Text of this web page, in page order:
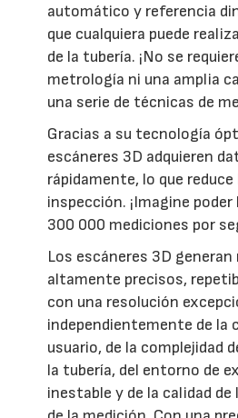
automático y referencia
que cualquiera puede
de la tubería. ¡No se
metrología ni una amplia
una serie de técnicas de
Gracias a su tecnología
escáneres 3D adquieren
rápidamente, lo que
inspección. ¡Imagine
300 000 mediciones por
Los escáneres 3D
altamente precisos,
con una resolución
independientemente de la
usuario, de la complejidad
la tubería, del entorno de
inestable y de la calidad